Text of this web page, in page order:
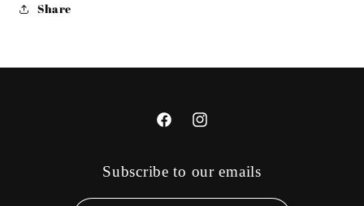
Share
FacebookInstagram
Subscribe to our emails